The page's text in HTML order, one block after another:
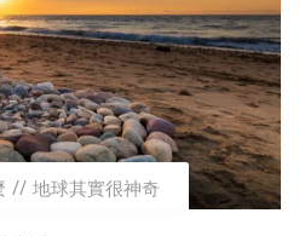
地球其實很神奇